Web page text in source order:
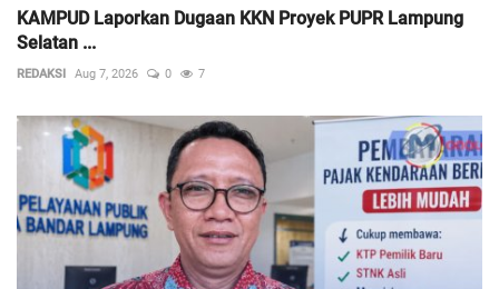
KAMPUD Laporkan Dugaan KKN Proyek PUPR Lampung
Selatan ...
REDAKSI Aug 7, 2026 0 7